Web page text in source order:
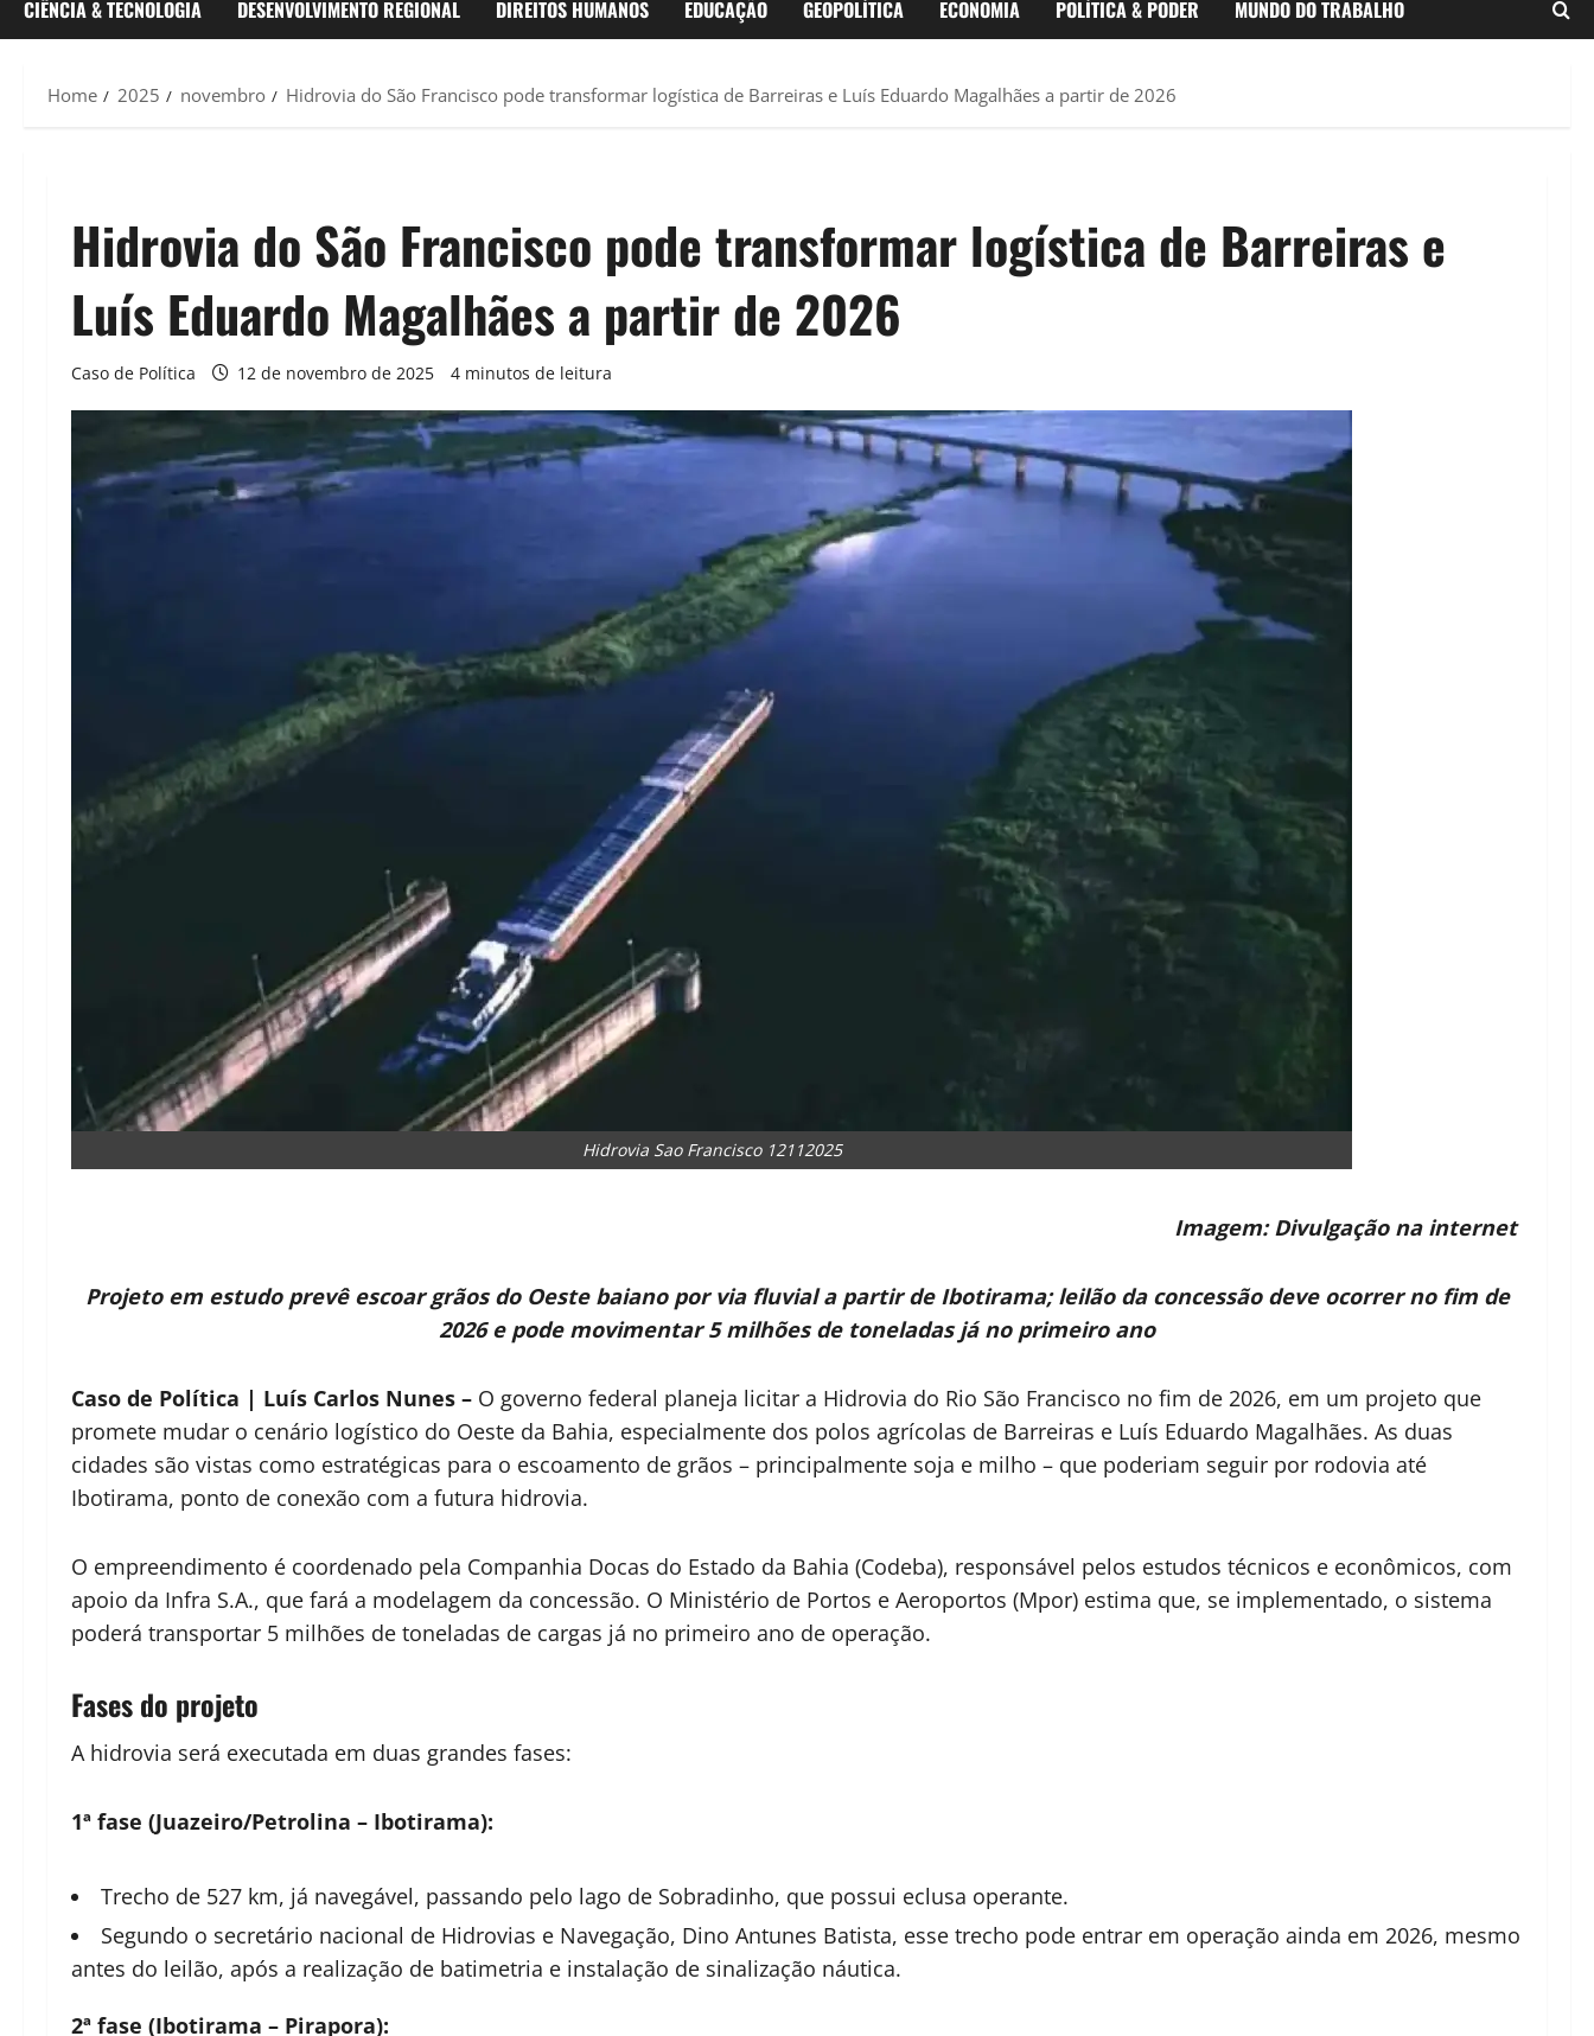
CIÊNCIA & TECNOLOGIA DESENVOLVIMENTO REGIONAL DIREITOS HUMANOS EDUCAÇÃO GEOPOLÍTICA ECONOMIA POLÍTICA & PODER MUNDO DO TRABALHO
Home 2025 novembro Hidrovia do São Francisco pode transformar logística de Barreiras e Luís Eduardo Magalhães a partir de 2026
Hidrovia do São Francisco pode transformar logística de Barreiras e
Luís Eduardo Magalhães a partir de 2026
Caso de Política 12 de novembro de 2025 4 minutos de leitura
Hidrovia Sao Francisco 12112025
Imagem: Divulgação na internet
Projeto em estudo prevê escoar grãos do Oeste baiano por via fluvial a partir de Ibotirama; leilão da concessão deve ocorrer no fim de
2026 e pode movimentar 5 milhões de toneladas já no primeiro ano
Caso de Política | Luís Carlos Nunes – O governo federal planeja licitar a Hidrovia do Rio São Francisco no fim de 2026, em um projeto que
promete mudar o cenário logístico do Oeste da Bahia, especialmente dos polos agrícolas de Barreiras e Luís Eduardo Magalhães. As duas
cidades são vistas como estratégicas para o escoamento de grãos – principalmente soja e milho – que poderiam seguir por rodovia até
Ibotirama, ponto de conexão com a futura hidrovia.
O empreendimento é coordenado pela Companhia Docas do Estado da Bahia (Codeba), responsável pelos estudos técnicos e econômicos, com
apoio da Infra S.A., que fará a modelagem da concessão. O Ministério de Portos e Aeroportos (Mpor) estima que, se implementado, o sistema
poderá transportar 5 milhões de toneladas de cargas já no primeiro ano de operação.
Fases do projeto
A hidrovia será executada em duas grandes fases:
1ª fase (Juazeiro/Petrolina – Ibotirama):
Trecho de 527 km, já navegável, passando pelo lago de Sobradinho, que possui eclusa operante.
Segundo o secretário nacional de Hidrovias e Navegação, Dino Antunes Batista, esse trecho pode entrar em operação ainda em 2026, mesmo
antes do leilão, após a realização de batimetria e instalação de sinalização náutica.
2ª fase (Ibotirama – Pirapora):